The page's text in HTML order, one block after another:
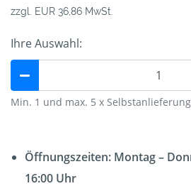
zzgl. EUR 36,86 MwSt.
Ihre Auswahl:
Min. 1 und max. 5 x
Öffnungszeiten: Montag –
16:00 Uhr